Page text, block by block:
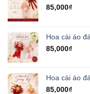
85,000₫
Hoa cài áo
85,000₫
Hoa cài áo
85,000₫